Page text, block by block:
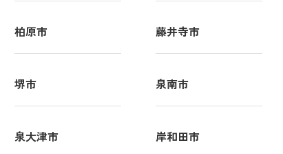
柏原市 藤井寺市
堺市 泉南市
泉大津市 岸和田市